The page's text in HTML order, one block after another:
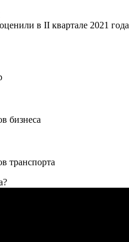
в II квартале 2021 года
бизнеса
транспорта